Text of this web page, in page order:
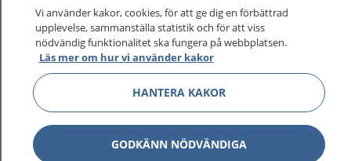
På 1177.se får du råd om hälsa och information om
sjukdomar och vilka mottagningar du kan kontakta.
Logga in för att läsa din journal och göra dina
vårdärenden. Ring telefonnummer 1177 för
sjukvårdsrådgivning dygnet runt.
1177 ger dig råd när du vill må bättre.
Vi använder kakor, cookies, för att ge dig en förbättrad
upplevelse, sammanställa statistik och för att viss
nödvändig funktionalitet ska fungera på webbplatsen.
Läs mer om hur vi använder kakor
HANTERA KAKOR
GODKÄNN NÖDVÄNDIGA